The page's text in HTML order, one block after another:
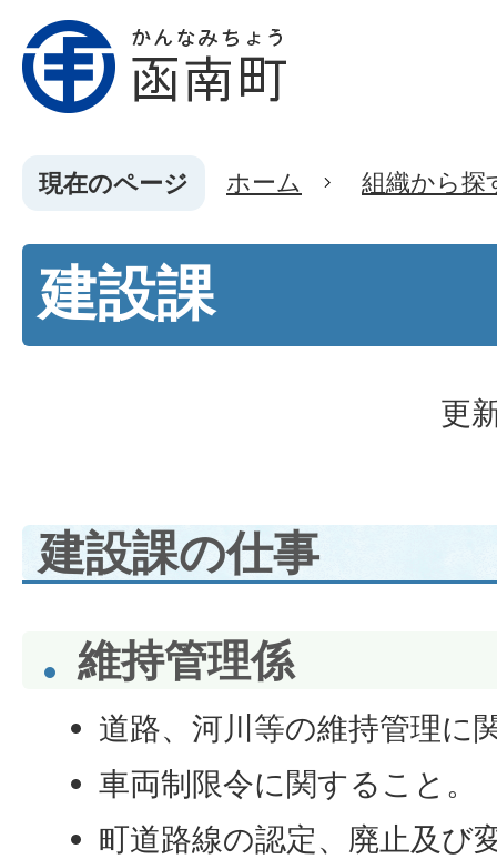
現在のページ ホーム 組織から探
建設課
更
建設課の仕事
維持管理係
道路、河川等の維持管理に
車両制限令に関すること。
町道路線の認定、廃止及び